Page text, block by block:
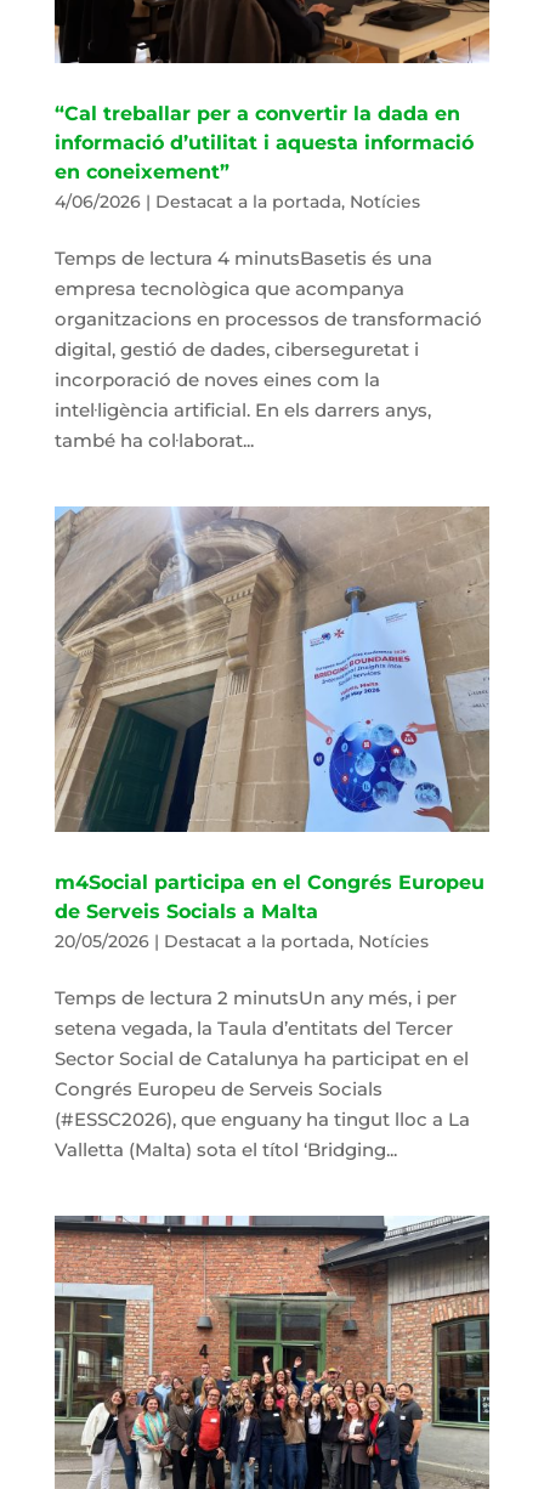
“Cal treballar per a convertir la dada en
informació d’utilitat i aquesta informació
en coneixement”
4/06/2026| Destacat a la portada, Notícies
Temps de lectura 4 minutsBasetis és una
empresa tecnològica que acompanya
organitzacions en processos de transformació
digital, gestió de dades, ciberseguretat i
incorporació de noves eines com la
intel·ligència artificial. En els darrers anys,
també ha col·laborat...
m4Social participa en el Congrés Europeu
de Serveis Socials a Malta
20/05/2026| Destacat a la portada, Notícies
Temps de lectura 2 minutsUn any més, i per
setena vegada, la Taula d’entitats del Tercer
Sector Social de Catalunya ha participat en el
Congrés Europeu de Serveis Socials
(#ESSC2026), que enguany ha tingut lloc a La
Valletta (Malta) sota el títol ‘Bridging...